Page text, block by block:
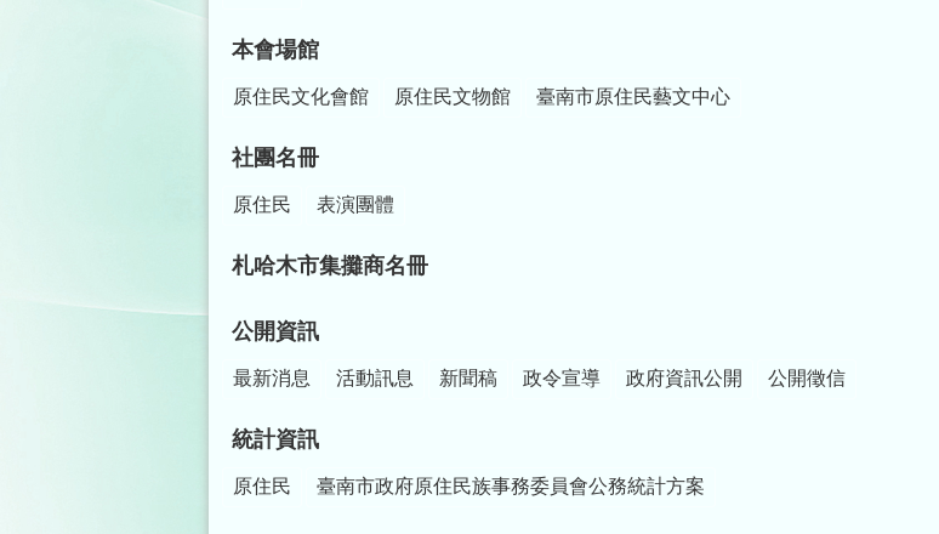
本會場館
原住民文化會館 原住民文物館 臺南市原住民藝文中心
社團名冊
原住民 表演團體
札哈木市集攤商名冊
公開資訊
最新消息 活動訊息 新聞稿 政令宣導 政府資訊公開 公開徵信
統計資訊
原住民 臺南市政府原住民族事務委員會公務統計方案